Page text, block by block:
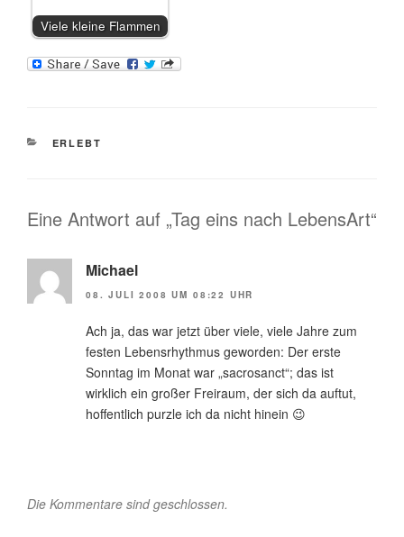
Viele kleine Flammen
KATEGORIEN
ERLEBT
Eine Antwort auf „Tag eins nach LebensArt“
Michael
08. JULI 2008 UM 08:22 UHR
Ach ja, das war jetzt über viele, viele Jahre zum
festen Lebensrhythmus geworden: Der erste
Sonntag im Monat war „sacrosanct“; das ist
wirklich ein großer Freiraum, der sich da auftut,
hoffentlich purzle ich da nicht hinein 😉
Die Kommentare sind geschlossen.